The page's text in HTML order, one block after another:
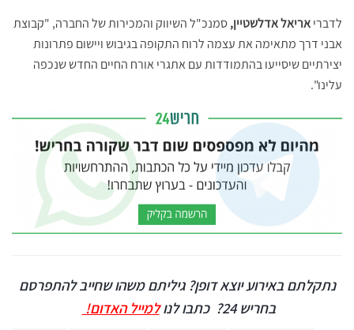
לדבריאריאל אדלשטיין,סמנכ"ל השיווק והמכירות של החברה, "קבוצת
אבני דרך מתאימה את עצמה לרוח התקופה בגיבוש ויישום פתרונות
יצירתיים שיסייעו בהתמודדות עם אתגרי אורח החיים החדש שנכפה
עלינו".
נתקלתם באירוע יוצא דופן? גיליתם משהו שחייב להתפרסם
בחריש 24?
כתבו לנולמייל האדום!